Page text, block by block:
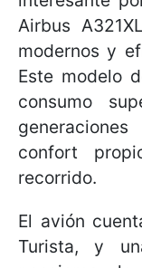
Airbus
modernos y
Este modelo
consumo
confort
recorrido.
El avión
Turista, y